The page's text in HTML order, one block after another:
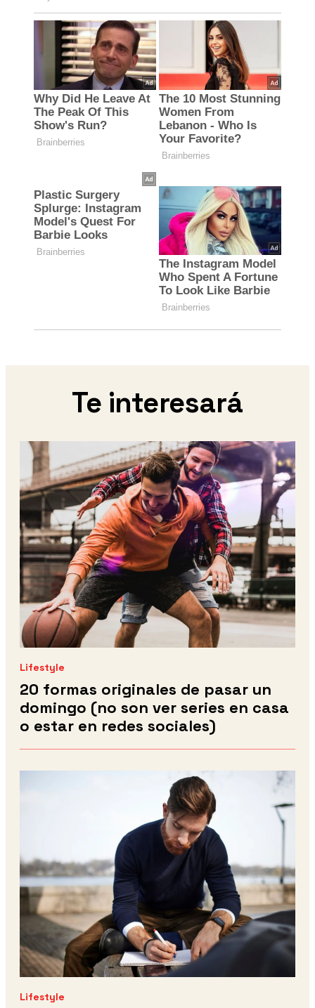
Te interesará
Lifestyle
20 formas originales de pasar un
domingo (no son ver series en casa
o estar en redes sociales)
Lifestyle